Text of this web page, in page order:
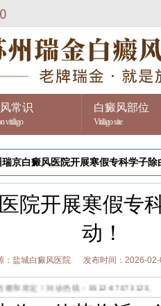
常识
vitiligo
白癜风部位
Vitiligo site
瑞京白癜风医院开展寒假专科学子除
院开展寒假专
动！
：盐城白癜风医院 发布时间：2026-
！问诊热线：0512-67073120。